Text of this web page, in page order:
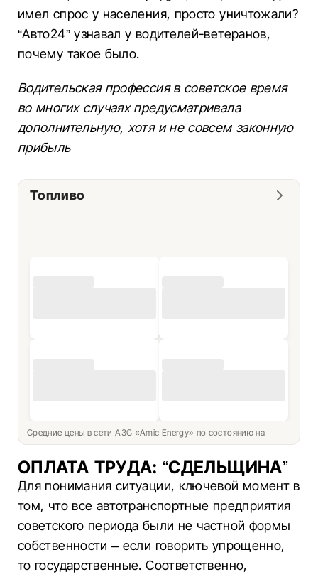
имел спрос у населения, просто уничтожали?
“Авто24” узнавал у водителей-ветеранов,
почему такое было.
Водительская профессия в советское время
во многих случаях предусматривала
дополнительную, хотя и не совсем законную
прибыль
Топливо
Средние цены в сети АЗС «Amic Energy» по состоянию на
ОПЛАТА ТРУДА: “СДЕЛЬЩИНА”
Для понимания ситуации, ключевой момент в
том, что все автотранспортные предприятия
советского периода были не частной формы
собственности – если говорить упрощенно,
то государственные. Соответственно,